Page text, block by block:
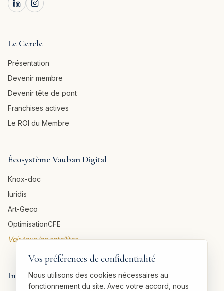
Le Cercle
Présentation
Devenir membre
Devenir tête de pont
Franchises actives
Le ROI du Membre
Écosystème Vauban Digital
Knox-doc
Iuridis
Art-Geco
OptimisationCFE
Voir tous les satellites →
Informations légales
Vos préférences de confidentialité
Nous utilisons des cookies nécessaires au
fonctionnement du site. Avec votre accord, nous